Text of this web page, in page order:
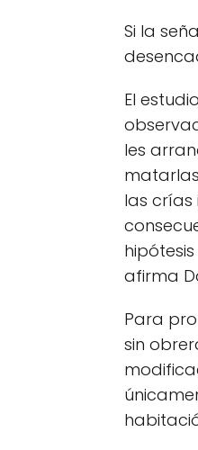
Si la
El
les
las crías
afirma
Para
sin